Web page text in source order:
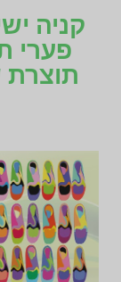
קניה
פערי